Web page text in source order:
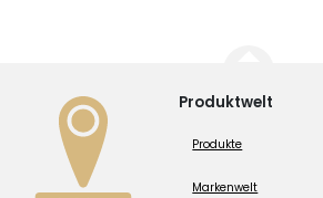
Produktwelt
Produkte
Markenwelt